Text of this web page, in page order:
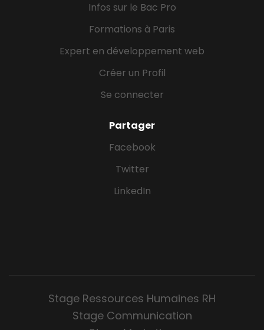
Infos sur le Bac Pro
Formations à Paris
Expert en développement web
Créer un Profil
Se connecter
Partager
Facebook
Twitter
LinkedIn
Stage Ressources Humaines RH
Stage Communication